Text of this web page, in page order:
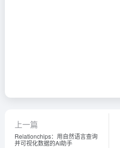
上一篇
Relationchips：用自然语言查询
并可视化数据的AI助手